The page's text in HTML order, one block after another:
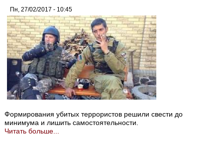
Пн, 27/02/2017 - 10:45
Формирования убитых террористов решили свести до
минимума и лишить самостоятельности.
Читать больше...